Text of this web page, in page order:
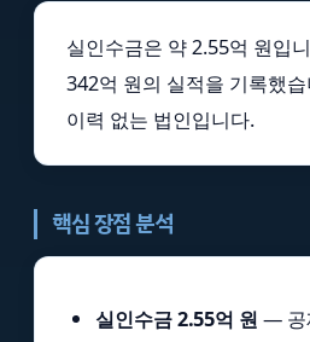
실인수금은 약 2.55억 원입
342억 원의 실적을 기록했
이력 없는 법인입니다.
핵심 장점 분석
실인수금 2.55억 원 — 공